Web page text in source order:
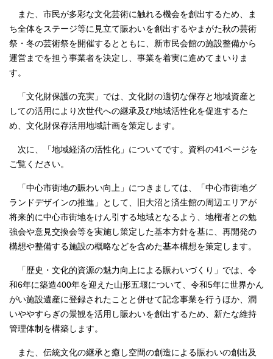
また、市民が多彩な文化芸術に触れる機会を創出するため、ま
ち全体をステージ等に見立て賑わいを創出するやまがた秋の芸術
祭・冬の芸術祭を開催するとともに、新市民会館の施設整備から
運営までを担う事業者を決定し、事業を着実に進めてまいりま
す。
「文化財保護の充実」では、文化財の適切な保存と地域資産と
しての活用により次世代への継承及び地域活性化を促進するた
め、文化財保存活用地域計画を策定します。
次に、「地域経済の活性化」についてです。資料の41ページを
ご覧ください。
「中心市街地の賑わい向上」につきましては、「中心市街地グ
ランドデザインの推進」として、旧大沼と済生館の周辺エリアが
将来的に中心市街地をけん引する地域となるよう、地権者との勉
強会や意見交換会等を実施し策定した基本方針を基に、再開発の
構想や整備する施設の概略などを含めた基本構想を策定します。
「歴史・文化的資源の魅力向上による賑わいづくり」では、令
和6年に築造400年を迎えた山形五堰について、令和5年に世界かん
がい施設遺産に登録されたことと併せて記念事業を行うほか、潤
いややすらぎの景観を活用し賑わいを創出するため、新たな維持
管理体制を構築します。
また、伝統文化の継承と癒し空間の創造による賑わいの創出及